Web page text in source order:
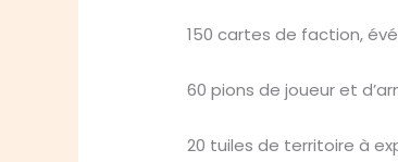
150 cartes de faction,
60 pions de joueur et
20 tuiles de territoire à